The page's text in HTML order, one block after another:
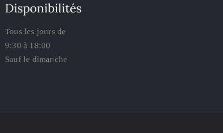
Disponibilités
Tous les jours de
9:30 à 18:00
Sauf le dimanche